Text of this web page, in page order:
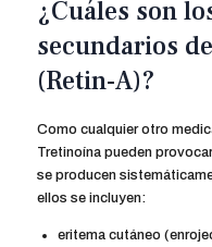
¿Cuáles son
secundarios
(Retin-A)?
Como cualquier otro
Tretinoína pueden
se producen
ellos se incluyen:
eritema cutáneo